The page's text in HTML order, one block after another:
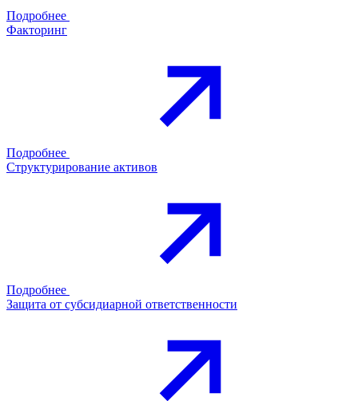
Подробнее
Факторинг
Подробнее
Структурирование активов
Подробнее
Защита от субсидиарной ответственности